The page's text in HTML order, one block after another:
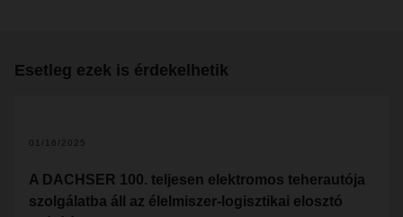
Esetleg ezek is érdekelhetik
01/16/2025
A DACHSER 100. teljesen elektromos teherautója
szolgálatba áll az élelmiszer-logisztikai elosztó